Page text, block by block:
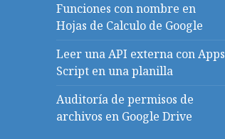
Funciones con nombre en
Hojas de Calculo de Google
Leer una API externa con Apps
Script en una planilla
Auditoría de permisos de
archivos en Google Drive